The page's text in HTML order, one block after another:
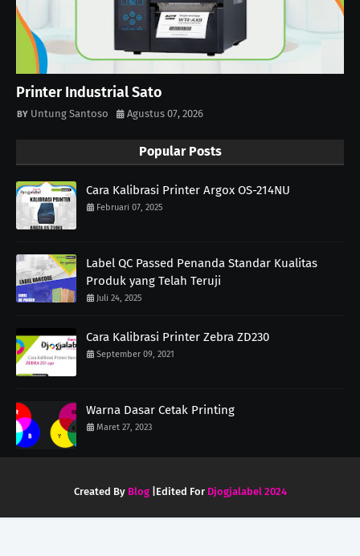
Printer Industrial Sato
Untung Santoso Agustus 07, 2026
Popular Posts
Cara Kalibrasi Printer Argox OS-214NU
Februari 07, 2025
Label QC Passed Penanda Standar Kualitas
Produk yang Telah Teruji
Juli 24, 2025
Cara Kalibrasi Printer Zebra ZD230
September 09, 2021
Warna Dasar Cetak Printing
Maret 27, 2023
Created By Blog|Edited For Djogjalabel 2024